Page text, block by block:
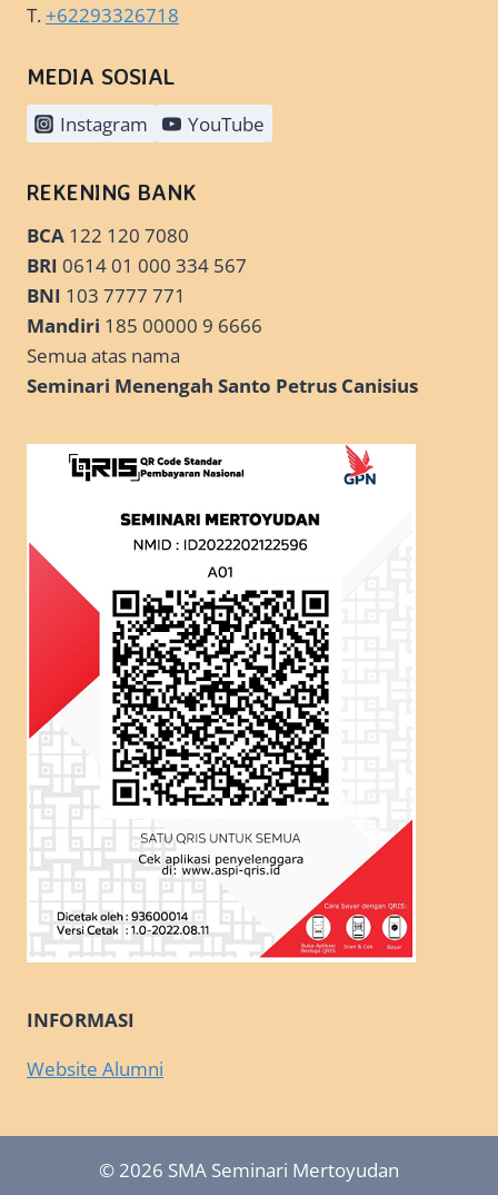
T.+62293326718
MEDIA SOSIAL
Instagram YouTube
REKENING BANK
BCA 122 120 7080
BRI 0614 01 000 334 567
BNI 103 7777 771
Mandiri 185 00000 9 6666
Semua atas nama
Seminari Menengah Santo Petrus Canisius
INFORMASI
Website Alumni
© 2026 SMA Seminari Mertoyudan